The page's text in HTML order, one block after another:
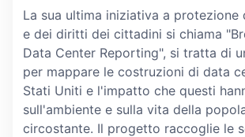
La sua ultima iniziativa a protezione
e dei diritti dei cittadini si chiama
Data Center Reporting", si tratta di
per mappare le costruzioni di data
Stati Uniti e l'impatto che questi
sull'ambiente e sulla vita della
circostante. Il progetto raccoglie le